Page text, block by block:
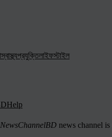
স্বাস্থ্যপ্রযুক্তিলাইফস্টাইল
Help
NewsChannelBD news channel is